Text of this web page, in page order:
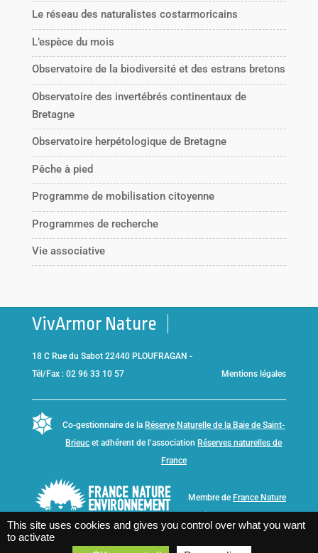
Le réseau des naturalistes costarmoricains
L’espèce du mois
Observatoire de la biodiversité et des estrans bretons
Observatoire des invertébrés continentaux de
Bretagne
Observatoire herpétologique de Bretagne
Pêche à pied
Programme de mobilisation citoyenne
Programmes de recherche
Vie associative
VivArmor Nature
18 C Rue du Sabot 22440 PLOUFRAGAN -
Tél/Fax : 02 96 33 10 57
Mentions légales
Co-gestionnaire de la Réserve Naturelle de la Baie de Saint-
Brieuc et adhérent de l’association Réserves naturelles de
France
Membre de France Nature
This site uses cookies and gives you control over what you want
to activate